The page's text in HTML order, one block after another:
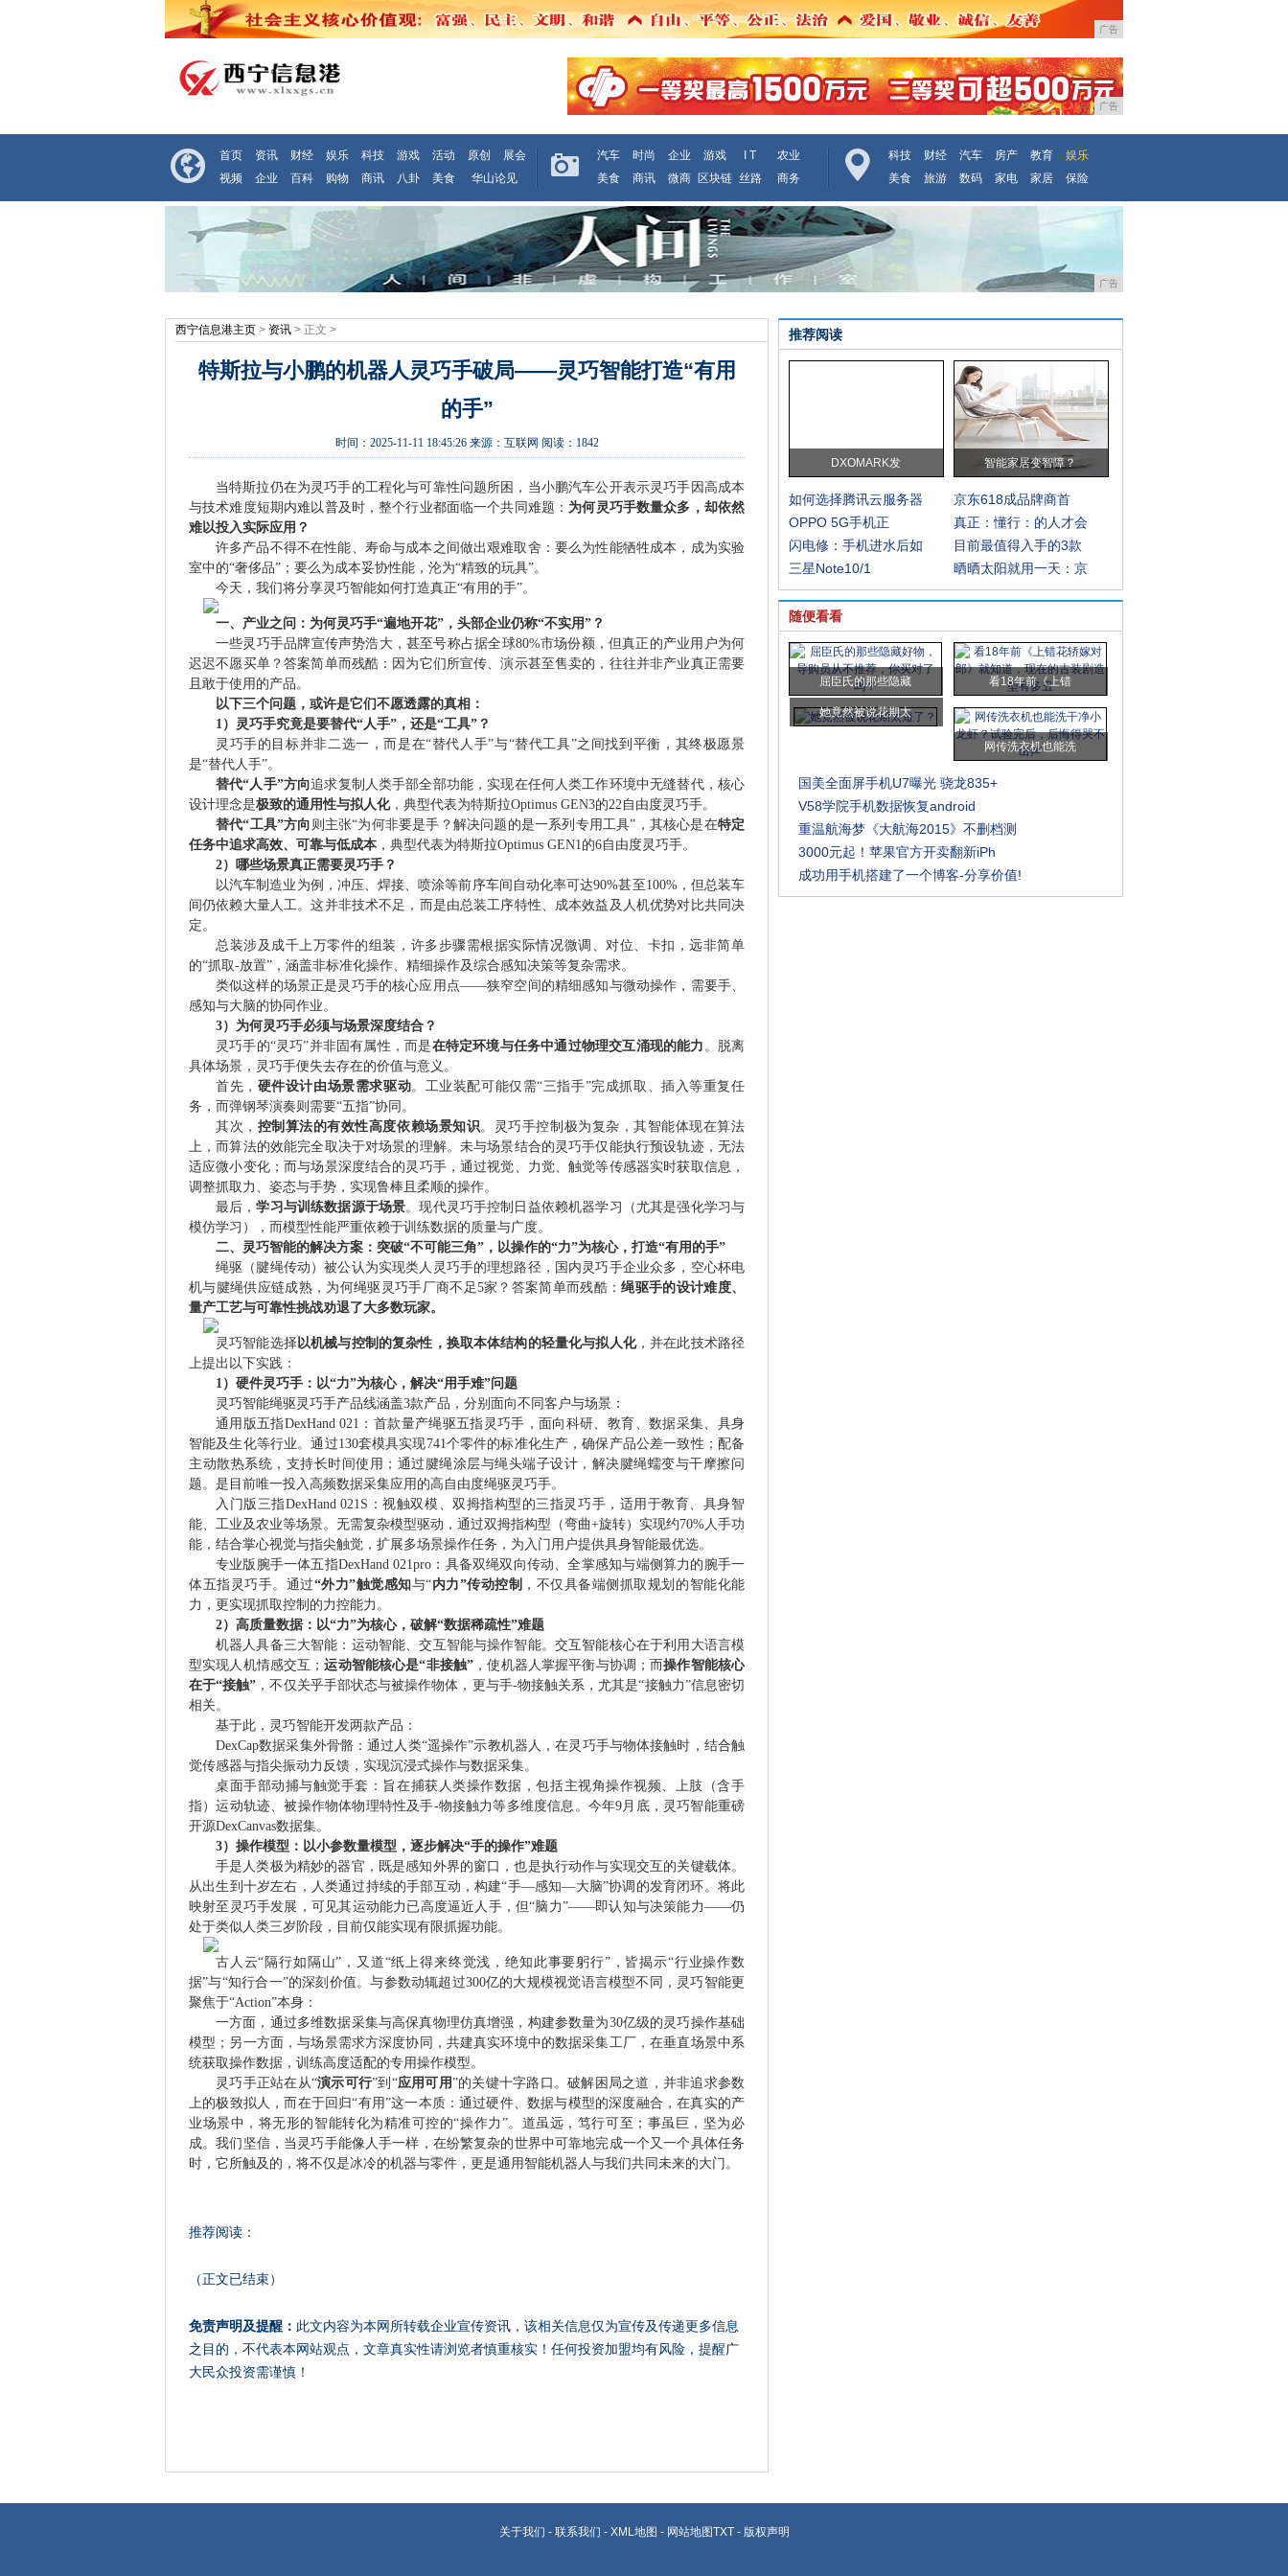
广告
广告
首页 资讯 财经 娱乐 科技 游戏 活动 原创
展会
视频
企业 百科 购物 商讯 八卦 美食 华山论见
汽车 时尚 企业 游戏 I T
农业
美食
商讯 微商 区块链 丝路 商务
科技 财经 汽车 房产 教育
娱乐
美食
旅游 数码 家电 家居 保险
广告
西宁信息港主页 > 资讯 > 正文 >
特斯拉与小鹏的机器人灵巧手破局——灵巧智能打造“有用
的手”
时间： 2025-11-11 18:45:26来源： 互联网 阅读：1842
当特斯拉仍在为灵巧手的工程化与可靠性问题所困，当小鹏汽车公开表示灵巧手因高成本
与技术难度短期内难以普及时，整个行业都面临一个共同难题： 为何灵巧手数量众多，却依然
难以投入实际应用？
许多产品不得不在性能、寿命与成本之间做出艰难取舍：要么为性能牺牲成本，成为实验
室中的“奢侈品”；要么为成本妥协性能，沦为“精致的玩具”。
今天，我们将分享灵巧智能如何打造真正“有用的手”。
一、产业之问：为何灵巧手“遍地开花”，头部企业仍称“不实用”？
一些灵巧手品牌宣传声势浩大，甚至号称占据全球80%市场份额，但真正的产业用户为何
迟迟不愿买单？答案简单而残酷：因为它们所宣传、演示甚至售卖的，往往并非产业真正需要
且敢于使用的产品。
以下三个问题，或许是它们不愿透露的真相：
1）灵巧手究竟是要替代“人手”，还是“工具”？
灵巧手的目标并非二选一，而是在“替代人手”与“替代工具”之间找到平衡，其终极愿景
是“替代人手”。
替代“人手”方向追求复制人类手部全部功能，实现在任何人类工作环境中无缝替代，核心
设计理念是极致的通用性与拟人化，典型代表为特斯拉Optimus GEN3的22自由度灵巧手。
替代“工具”方向 则主张“为何非要是手？解决问题的是一系列专用工具”，其核心是在特定
任务中追求高效、可靠与低成本 ，典型代表为特斯拉Optimus GEN1的6自由度灵巧手。
2）哪些场景真正需要灵巧手？
以汽车制造业为例，冲压、焊接、喷涂等前序车间自动化率可达90%甚至100%，但总装车
间仍依赖大量人工。这并非技术不足，而是由总装工序特性、成本效益及人机优势对比共同决
定。
总装涉及成千上万零件的组装，许多步骤需根据实际情况微调、对位、卡扣，远非简单
的“抓取-放置”，涵盖非标准化操作、精细操作及综合感知决策等复杂需求。
类似这样的场景正是灵巧手的核心应用点——狭窄空间的精细感知与微动操作，需要手、
感知与大脑的协同作业。
3）为何灵巧手必须与场景深度结合？
灵巧手的“灵巧”并非固有属性，而是在特定环境与任务中通过物理交互涌现的能力 。脱离
具体场景，灵巧手便失去存在的价值与意义。
首先， 硬件设计由场景需求驱动。工业装配可能仅需“三指手”完成抓取、插入等重复任
务，而弹钢琴演奏则需要“五指”协同。
其次， 控制算法的有效性高度依赖场景知识。灵巧手控制极为复杂，其智能体现在算法
上，而算法的效能完全取决于对场景的理解。未与场景结合的灵巧手仅能执行预设轨迹，无法
适应微小变化；而与场景深度结合的灵巧手，通过视觉、力觉、触觉等传感器实时获取信息，
调整抓取力、姿态与手势，实现鲁棒且柔顺的操作。
最后，学习与训练数据源于场景。现代灵巧手控制日益依赖机器学习（尤其是强化学习与
模仿学习），而模型性能严重依赖于训练数据的质量与广度。
二、灵巧智能的解决方案：突破“不可能三角”，以操作的“力”为核心，打造“有用的手”
绳驱（腱绳传动）被公认为实现类人灵巧手的理想路径，国内灵巧手企业众多，空心杯电
机与腱绳供应链成熟，为何绳驱灵巧手厂商不足5家？答案简单而残酷：绳驱手的设计难度、
量产工艺与可靠性挑战劝退了大多数玩家。
灵巧智能选择以机械与控制的复杂性，换取本体结构的轻量化与拟人化，并在此技术路径
上提出以下实践：
1）硬件灵巧手：以“力”为核心，解决“用手难”问题
灵巧智能绳驱灵巧手产品线涵盖3款产品，分别面向不同客户与场景：
通用版五指DexHand 021：首款量产绳驱五指灵巧手，面向科研、教育、数据采集、具身
智能及生化等行业。通过130套模具实现741个零件的标准化生产，确保产品公差一致性；配备
主动散热系统，支持长时间使用；通过腱绳涂层与绳头端子设计，解决腱绳蠕变与干摩擦问
题。是目前唯一投入高频数据采集应用的高自由度绳驱灵巧手。
入门版三指DexHand 021S：视触双模、双拇指构型的三指灵巧手，适用于教育、具身智
能、工业及农业等场景。无需复杂模型驱动，通过双拇指构型（弯曲+旋转）实现约70%人手功
能，结合掌心视觉与指尖触觉，扩展多场景操作任务，为入门用户提供具身智能最优选。
专业版腕手一体五指DexHand 021pro：具备双绳双向传动、全掌感知与端侧算力的腕手一
体五指灵巧手。通过“外力”触觉感知与“内力”传动控制 ，不仅具备端侧抓取规划的智能化能
力，更实现抓取控制的力控能力。
2）高质量数据：以“力”为核心，破解“数据稀疏性”难题
机器人具备三大智能：运动智能、交互智能与操作智能。交互智能核心在于利用大语言模
型实现人机情感交互；运动智能核心是“非接触” ，使机器人掌握平衡与协调；而操作智能核心
在于“接触” ，不仅关乎手部状态与被操作物体，更与手-物接触关系，尤其是“接触力”信息密切
相关。
基于此，灵巧智能开发两款产品：
DexCap数据采集外骨骼：通过人类“遥操作”示教机器人，在灵巧手与物体接触时，结合触
觉传感器与指尖振动力反馈，实现沉浸式操作与数据采集。
桌面手部动捕与触觉手套：旨在捕获人类操作数据，包括主视角操作视频、上肢（含手
指）运动轨迹、被操作物体物理特性及手-物接触力等多维度信息。今年9月底，灵巧智能重磅
开源DexCanvas数据集。
3）操作模型：以小参数量模型，逐步解决“手的操作”难题
手是人类极为精妙的器官，既是感知外界的窗口，也是执行动作与实现交互的关键载体。
从出生到十岁左右，人类通过持续的手部互动，构建“手—感知—大脑”协调的发育闭环。将此
映射至灵巧手发展，可见其运动能力已高度逼近人手，但“脑力”——即认知与决策能力——仍
处于类似人类三岁阶段，目前仅能实现有限抓握功能。
古人云“隔行如隔山”，又道“纸上得来终觉浅，绝知此事要躬行”，皆揭示“行业操作数
据”与“知行合一”的深刻价值。与参数动辄超过300亿的大规模视觉语言模型不同，灵巧智能更
聚焦于“Action”本身：
一方面，通过多维数据采集与高保真物理仿真增强，构建参数量为30亿级的灵巧操作基础
模型；另一方面，与场景需求方深度协同，共建真实环境中的数据采集工厂，在垂直场景中系
统获取操作数据，训练高度适配的专用操作模型。
灵巧手正站在从“演示可行”到“应用可用”的关键十字路口。破解困局之道，并非追求参数
上的极致拟人，而在于回归“有用”这一本质：通过硬件、数据与模型的深度融合，在真实的产
业场景中，将无形的智能转化为精准可控的“操作力”。道虽远，笃行可至；事虽巨，坚为必
成。我们坚信，当灵巧手能像人手一样，在纷繁复杂的世界中可靠地完成一个又一个具体任务
时，它所触及的，将不仅是冰冷的机器与零件，更是通用智能机器人与我们共同未来的大门。
推荐阅读：
（正文已结束）
免责声明及提醒： 此文内容为本网所转载企业宣传资讯，该相关信息仅为宣传及传递更多信息
之目的，不代表本网站观点，文章真实性请浏览者慎重核实！任何投资加盟均有风险，提醒广
大民众投资需谨慎！
推荐阅读
DXOMARK发 智能家居变智障？
如何选择腾讯云服务器
京东618成品牌商首
OPPO 5G手机正
真正：懂行：的人才会
闪电修：手机进水后如
目前最值得入手的3款
三星Note10/1
晒晒太阳就用一天：京
随便看看
屈臣氏的那些隐藏 看18年前《上错
她竟然被说花期太
网传洗衣机也能洗
国美全面屏手机U7曝光 骁龙835+
V58学院手机数据恢复android
重温航海梦《大航海2015》不删档测
3000元起！苹果官方开卖翻新iPh
成功用手机搭建了一个博客-分享价值!
关于我们 - 联系我们 - XML地图 - 网站地图TXT- 版权声明